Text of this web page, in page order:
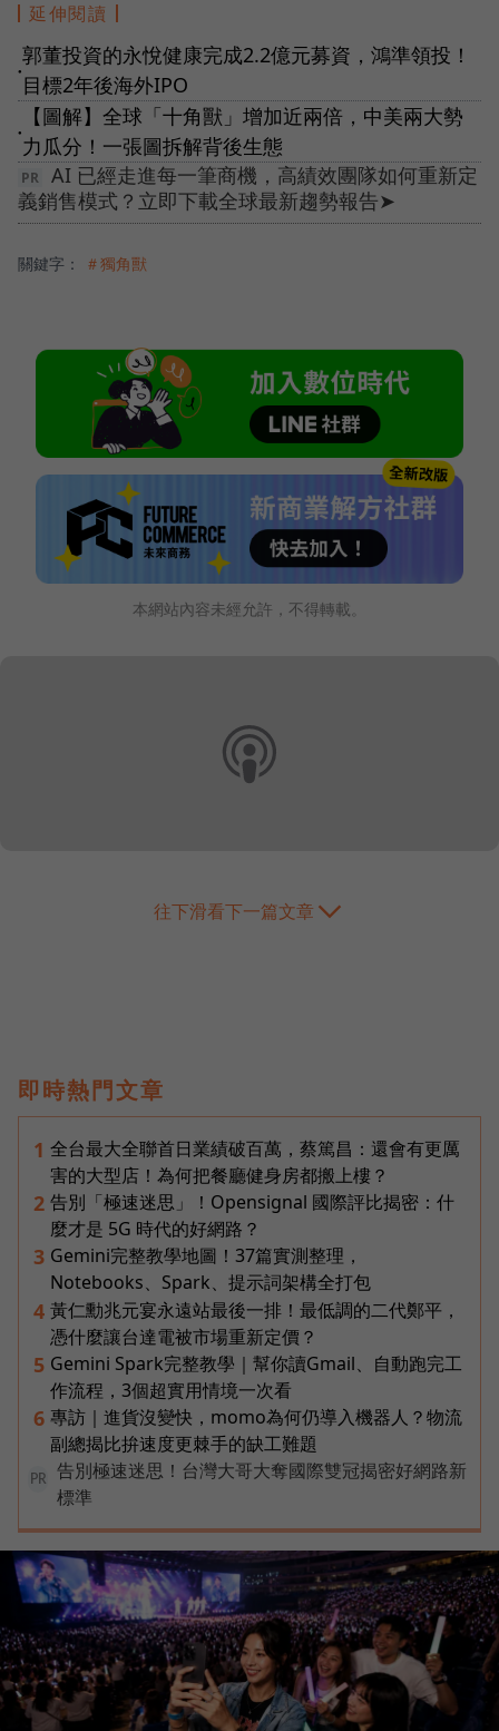
延伸閱讀
●
郭董投資的永悅健康完成2.2億元募資，鴻準領投！
目標2年後海外IPO
●
【圖解】全球「十角獸」增加近兩倍，中美兩大勢
力瓜分！一張圖拆解背後生態
AI 已經走進每一筆商機，高績效團隊如何重新定
義銷售模式？立即下載全球最新趨勢報告➤
關鍵字： ＃獨角獸
本網站內容未經允許，不得轉載。
往下滑看下一篇文章
即時熱門文章
1 全台最大全聯首日業績破百萬，蔡篤昌：還會有更厲
害的大型店！為何把餐廳健身房都搬上樓？
2 告別「極速迷思」！Opensignal 國際評比揭密：什
麼才是 5G 時代的好網路？
3 Gemini完整教學地圖！37篇實測整理，
Notebooks、Spark、提示詞架構全打包
4 黃仁勳兆元宴永遠站最後一排！最低調的二代鄭平，
憑什麼讓台達電被市場重新定價？
5 Gemini Spark完整教學｜幫你讀Gmail、自動跑完工
作流程，3個超實用情境一次看
6 專訪｜進貨沒變快，momo為何仍導入機器人？物流
副總揭比拚速度更棘手的缺工難題
PR
告別極速迷思！台灣大哥大奪國際雙冠揭密好網路新
標準